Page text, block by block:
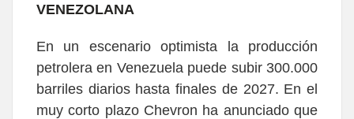
VENEZOLANA
En un escenario optimista la producción
petrolera en Venezuela puede subir 300.000
barriles diarios hasta finales de 2027. En el
muy corto plazo Chevron ha anunciado que